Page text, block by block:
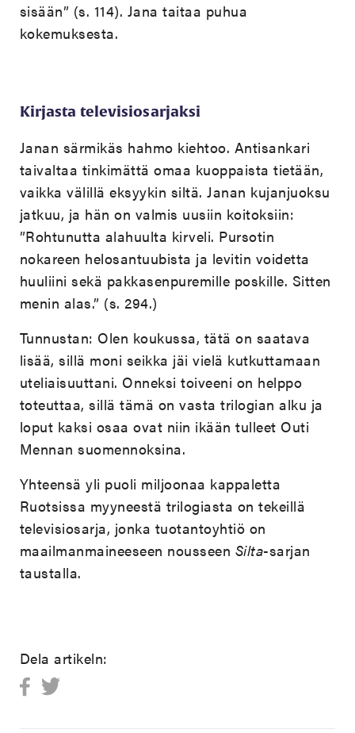
sisään” (s. 114). Jana taitaa puhua
kokemuksesta.
Kirjasta televisiosarjaksi
Janan särmikäs hahmo kiehtoo. Antisankari
taivaltaa tinkimättä omaa kuoppaista tietään,
vaikka välillä eksyykin siltä. Janan kujanjuoksu
jatkuu, ja hän on valmis uusiin koitoksiin:
”Rohtunutta alahuulta kirveli. Pursotin
nokareen helosantuubista ja levitin voidetta
huuliini sekä pakkasenpuremille poskille. Sitten
menin alas.” (s. 294.)
Tunnustan: Olen koukussa, tätä on saatava
lisää, sillä moni seikka jäi vielä kutkuttamaan
uteliaisuuttani. Onneksi toiveeni on helppo
toteuttaa, sillä tämä on vasta trilogian alku ja
loput kaksi osaa ovat niin ikään tulleet Outi
Mennan suomennoksina.
Yhteensä yli puoli miljoonaa kappaletta
Ruotsissa myyneestä trilogiasta on tekeillä
televisiosarja, jonka tuotantoyhtiö on
maailmanmaineeseen nousseen Silta-sarjan
taustalla.
Dela artikeln: